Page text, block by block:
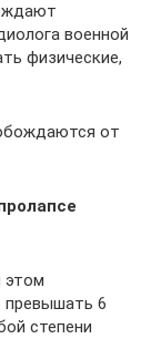
военной
физические,
от
этом
превышать 6
степени